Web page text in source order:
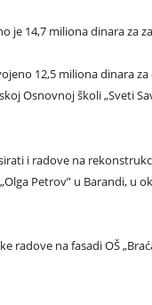
je 14,7 miliona dinara za
12,5 miliona dinara
Osnovnoj školi „Sveti
i radove na
Petrov” u Barandi, u
na fasadi OŠ